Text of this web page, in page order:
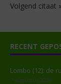
Volgend citaat »
RECENT
Lombo (12): de
7 augustus 2026